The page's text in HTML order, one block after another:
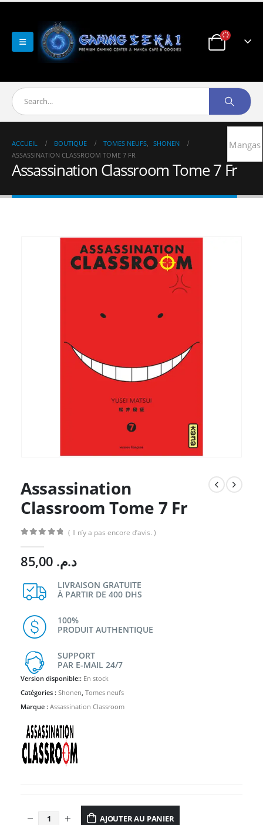
ACCUEIL BOUTIQUE TOMES NEUFS
SHONEN
ASSASSINATION CLASSROOM TOME 7 FR
Assassination Classroom Tome 7 Fr
Assassination
Classroom Tome 7 Fr
( Il n’y a pas encore d’avis. )
د.م.
LIVRAISON GRATUITE
À PARTIR DE 400 DHS
100%
PRODUIT AUTHENTIQUE
SUPPORT
PAR E-MAIL 24/7
Version disponible:: En stock
Catégories : Shonen, Tomes neufs
Marque : Assassination Classroom
AJOUTER AU PANIER
Mangas